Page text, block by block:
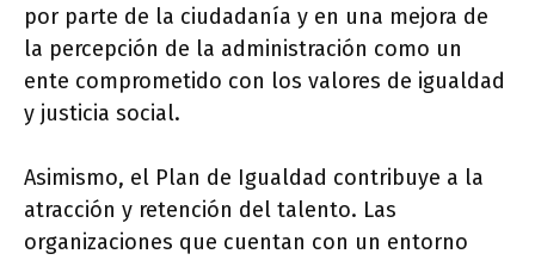
por parte de la ciudadanía y en una mejora de
la percepción de la administración como un
ente comprometido con los valores de igualdad
y justicia social.
Asimismo, el Plan de Igualdad contribuye a la
atracción y retención del talento. Las
organizaciones que cuentan con un entorno